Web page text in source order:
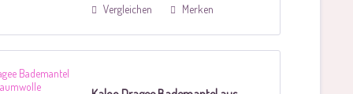
Vergleichen Merken